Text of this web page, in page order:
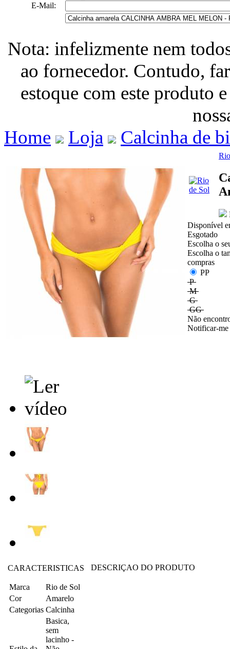
E-Mail:
Nota: infelizmente nem
ao fornecedor. Contudo,
estoque com este produto
Home
Loja Calcinha de
Disponível
Esgotado
Escolha o
Escolha o
compras
PP
P
M
G
GG
Não
Notificar-me
CARACTERISTICAS
Marca
Rio de Sol
Cor
Amarelo
Categorias Calcinha
Basica,
sem
lacinho -
DESCRIÇAO DO PRODUTO